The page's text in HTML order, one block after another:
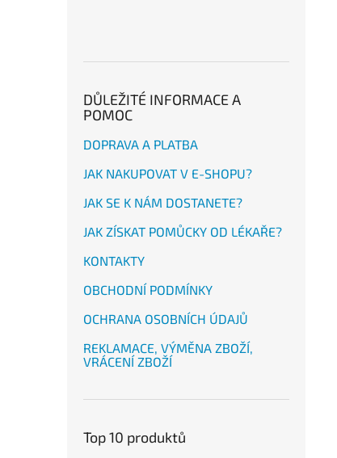
DŮLEŽITÉ INFORMACE A
POMOC
DOPRAVA A PLATBA
JAK NAKUPOVAT V E-SHOPU?
JAK SE K NÁM DOSTANETE?
JAK ZÍSKAT POMŮCKY OD LÉKAŘE?
KONTAKTY
OBCHODNÍ PODMÍNKY
OCHRANA OSOBNÍCH ÚDAJŮ
REKLAMACE, VÝMĚNA ZBOŽÍ,
VRÁCENÍ ZBOŽÍ
Top 10 produktů